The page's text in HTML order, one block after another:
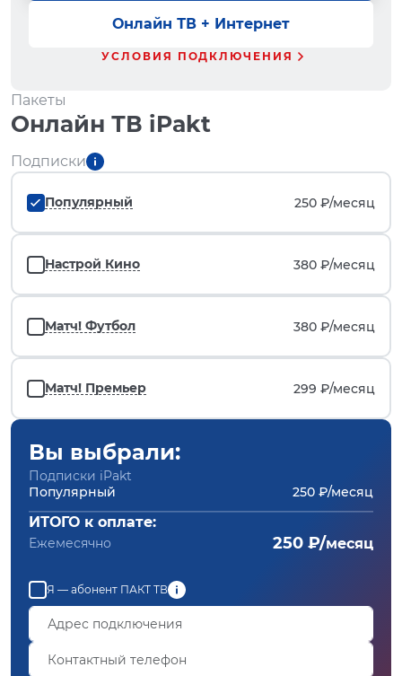
Онлайн ТВ + Интернет
УСЛОВИЯ ПОДКЛЮЧЕНИЯ
Пакеты
Онлайн ТВ iPakt
Подписки
Популярный 250 ₽/месяц
Настрой Кино 380 ₽/месяц
Матч! Футбол 380 ₽/месяц
Матч! Премьер 299 ₽/месяц
Вы выбрали:
Подписки iPakt
Популярный
250 ₽/месяц
ИТОГО к оплате:
Ежемесячно 250 ₽/месяц
Я — абонент ПАКТ ТВ